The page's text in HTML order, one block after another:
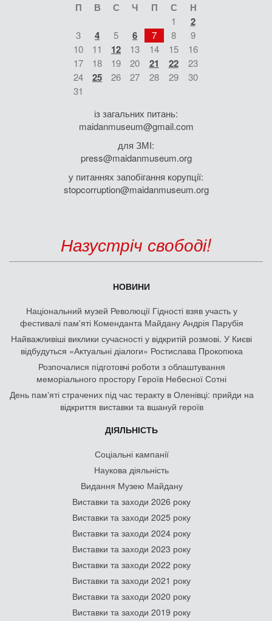
П В С Ч П С Н
1 2
3 4 5 6 7 8
9
10
11 12 13 14 15
16
17
18 19 20 21 22
23
24
25 26 27 28 29
30
31
із загальних питань:
maidanmuseum@gmail.com
для ЗМІ:
press@maidanmuseum.org
у питаннях запобігання корупції:
stopcorruption@maidanmuseum.org
Назустріч свободі!
НОВИНИ
Національний музей Революції Гідності взяв участь у
фестивалі пам'яті Коменданта Майдану Андрія Парубія
Найважливіші виклики сучасності у відкритій розмові. У Києві
відбудуться «Актуальні діалоги» Ростислава Прокопюка
Розпочалися підготовчі роботи з облаштування
меморіального простору Героїв Небесної Сотні
День памʼяті страчених під час теракту в Оленівці: прийди на
відкриття виставки та вшануй героїв
ДІЯЛЬНІСТЬ
Соціальні кампанії
Наукова діяльність
Видання Музею Майдану
Виставки та заходи 2026 року
Виставки та заходи 2025 року
Виставки та заходи 2024 року
Виставки та заходи 2023 року
Виставки та заходи 2022 року
Виставки та заходи 2021 року
Виставки та заходи 2020 року
Виставки та заходи 2019 року